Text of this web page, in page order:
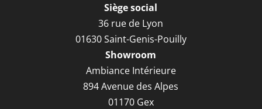
Siège social
36 rue de Lyon
01630 Saint-Genis-Pouilly
Showroom
Ambiance Intérieure
894 Avenue des Alpes
01170 Gex